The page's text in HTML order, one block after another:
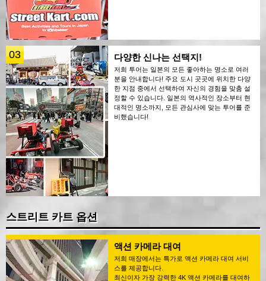
03 다양한 신나는 선택지!
저희 투어는 일본의 모든 좋아하는 명소로 여러
분을 안내합니다! 주요 도시 곳곳에 위치한 다양
한 지점 중에서 선택하여 자신의 경험을 맞춤 설
정할 수 있습니다. 일본의 역사적인 장소부터 현
대적인 명소까지, 모든 관심사에 맞는 투어를 준
비했습니다!
스트리트 카트 옵션
액션 카메라 대여
저희 매장에서는 특가로 액션 카메라 대여 서비
스를 제공합니다.
최신이자 가장 강력한 4K 액션 카메라를 대여하